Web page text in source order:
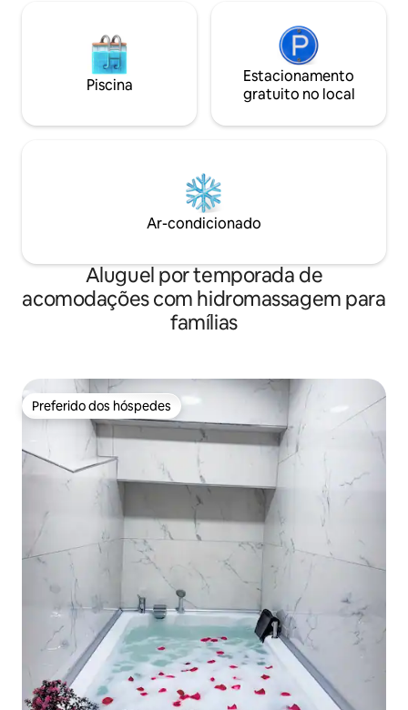
Piscina
Estacionamento
gratuito no local
Ar-condicionado
Aluguel por temporada de
acomodações com hidromassagem para
famílias
Preferido dos hóspedes
Preferido dos hóspedes